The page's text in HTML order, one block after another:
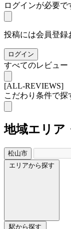
ログインが必要で
投稿には会員登録
ログイン
すべてのレビュー
[ALL-REVIEWS]
こだわり条件で探
地域エリア
松山市
エリアから探す
駅から探す